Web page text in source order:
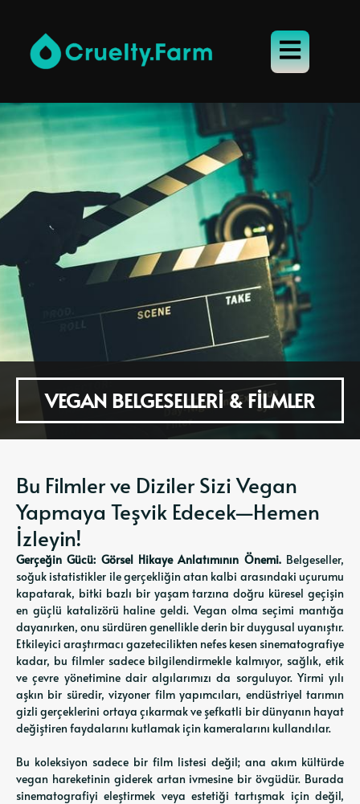
VEGAN BELGESELLERI & FILMLER
Bu Filmler ve Diziler Sizi Vegan
Yapmaya Teşvik Edecek—Hemen
İzleyin!
Gerçeğin Gücü: Görsel Hikaye Anlatımının Önemi.Belgeseller,
soğuk istatistikler ile gerçekliğin atan kalbi arasındaki uçurumu
kapatarak, bitki bazlı bir yaşam tarzına doğru küresel geçişin
en güçlü katalizörü haline geldi. Vegan olma seçimi mantığa
dayanırken, onu sürdüren genellikle derin bir duygusal uyanıştır.
Etkileyici araştırmacı gazetecilikten nefes kesen sinematografiye
kadar, bu filmler sadece bilgilendirmekle kalmıyor, sağlık, etik
ve çevre yönetimine dair algılarımızı da sorguluyor. Yirmi yılı
aşkın bir süredir, vizyoner film yapımcıları, endüstriyel tarımın
gizli gerçeklerini ortaya çıkarmak ve şefkatli bir dünyanın hayat
değiştiren faydalarını kutlamak için kameralarını kullandılar.
Bu koleksiyon sadece bir film listesi değil; ana akım kültürde
vegan hareketinin giderek artan ivmesine bir övgüdür. Burada
sinematografiyi eleştirmek veya estetiği tartışmak için değil,